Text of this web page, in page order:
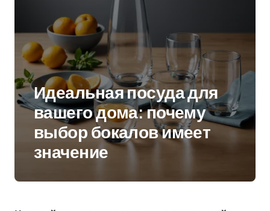
Идеальная посуда для
вашего дома: почему
выбор бокалов имеет
значение